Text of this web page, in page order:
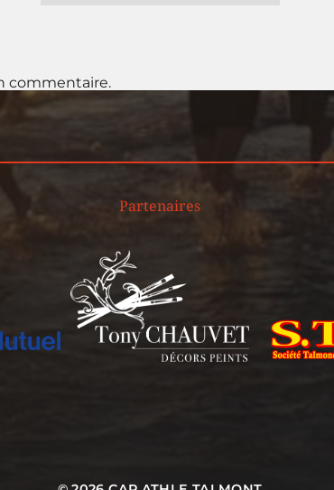
commentaire.
Partenaires